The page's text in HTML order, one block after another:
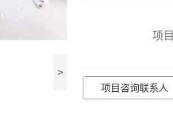
>
项
项目咨询联系人